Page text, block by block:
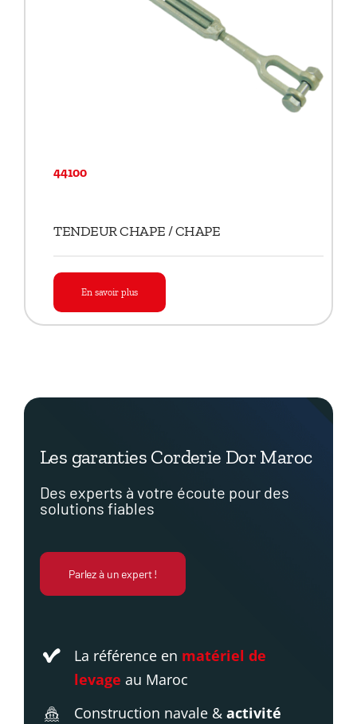
TENDEUR CHAPE / CHAPE
44100
TENDEUR CHAPE / CHAPE
En savoir plus
Les garanties Corderie Dor Maroc
Des experts à votre écoute pour des
solutions fiables
Parlez à un expert !
La référence en matériel de
levage au Maroc
Construction navale &activité